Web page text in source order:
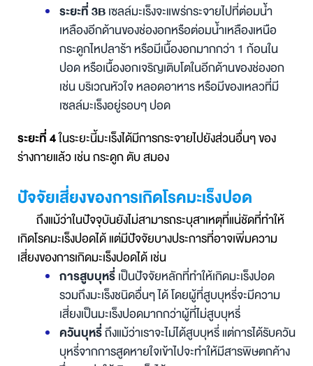
ระยะที่ 3Bเซลล์มะเร็งจะแพร่กระจายไปที่ต่อมน้ำ
เหลืองอีกด้านของช่องอกหรือต่อมน้ำเหลืองเหนือ
กระดูกไหปลาร้า หรือมีเนื้องอกมากกว่า 1 ก้อนใน
ปอด หรือเนื้องอกเจริญเติบโตในอีกด้านของช่องอก
เช่น บริเวณหัวใจ หลอดอาหาร หรือมีของเหลวที่มี
เซลล์มะเร็งอยู่รอบๆ ปอด
ระยะที่ 4ในระยะนี้มะเร็งได้มีการกระจายไปยังส่วนอื่นๆ ของ
ร่างกายแล้ว เช่น กระดูก ตับ สมอง
ปัจจัยเสี่ยงของการเกิดโรคมะเร็งปอด
ถึงแม้ว่าในปัจจุบันยังไม่สามารถระบุสาเหตุที่แน่ชัดที่ทำให้
เกิดโรคมะเร็งปอดได้ แต่มีปัจจัยบางประการที่อาจเพิ่มความ
เสี่ยงของการเกิดมะเร็งปอดได้ เช่น
การสูบบุหรี่เป็นปัจจัยหลักที่ทำให้เกิดมะเร็งปอด
รวมถึงมะเร็งชนิดอื่นๆ ได้โดยผู้ที่สูบบุหรี่จะมีความ
เสี่ยงเป็นมะเร็งปอดมากกว่าผู้ที่ไม่สูบบุหรี่
ควันบุหรี่ถึงแม้ว่าเราจะไม่ได้สูบบุหรี่ แต่การได้รับควัน
บุหรี่จากการสูดหายใจเข้าไปจะทำให้มีสารพิษตกค้าง